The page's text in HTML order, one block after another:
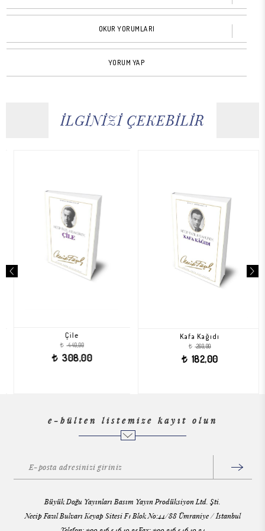
OKUR YORUMLARI
YORUM YAP
İLGİNİZİ ÇEKEBİLİR
Çile
t
440,00
t
308,00
Kafa Kağıdı
t
260,00
t
182,00
e-bülten listemize kayıt olun
Büyük Doğu Yayınları Basım Yayın Prodüksiyon Ltd. Şti.
Necip Fazıl Bulvarı Keyap Sitesi F1 Blok No:44/88 Ümraniye / İstanbul